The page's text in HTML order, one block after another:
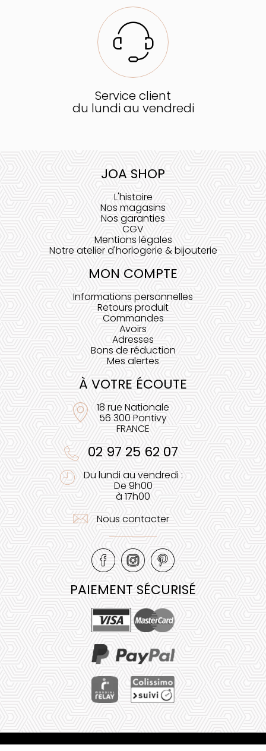
Service client
du lundi au vendredi
JOA SHOP
L'histoire
Nos magasins
Nos garanties
CGV
Mentions légales
Notre atelier d'horlogerie & bijouterie
MON COMPTE
Informations personnelles
Retours produit
Commandes
Avoirs
Adresses
Bons de réduction
Mes alertes
À VOTRE ÉCOUTE
18 rue Nationale
56 300 Pontivy
FRANCE
02 97 25 62 07
Du lundi au vendredi :
De 9h00
à 17h00
Nous contacter
PAIEMENT SÉCURISÉ